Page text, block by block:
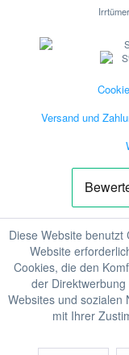
Versand und
Diese Website
Website
Cookies, die den
der
Websites und sozialen
mit Ihrer